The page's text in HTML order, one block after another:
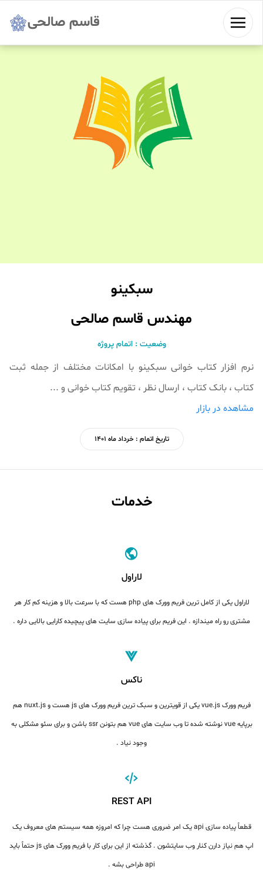
قاسم صالحی
سبکینو
مهندس قاسم صالحی
وضعیت : اتمام پروژه
نرم افزار کتاب خوانی سبکینو با امکانات مختلف از جمله ثبت
کتاب ، بانک کتاب ، ارسال نظر ، تقویم کتاب خوانی و ...
مشاهده در بازار
تاریخ اتمام : خرداد ماه 1401
خدمات
لاراول
لاراول یکی از کامل ترین فریم وورک های php هست که با سرعت بالا و هزینه کم کار هر
مشتری رو راه میندازه . این فریم برای پیاده سازی سایت های پیچیده کارایی بالایی داره .
ناکس
فریم وورک vue.js یکی از قویترین و سبک ترین فریم وورک های js هست و nuxt.js هم
برپایه vue نوشته شده تا وب سایت های vue هم بتونن ssr باشن و برای سئو مشکلی به
وجود نیاد .
REST API
قطعاً پیاده سازی api یک امر ضروری هست چرا که امروزه همه سیستم های معروف یک
اپ هم نیاز دارن کنار وب سایتشون . گذشته از این برای کار با فریم وورک های js حتماً باید
api طراحی بشه .